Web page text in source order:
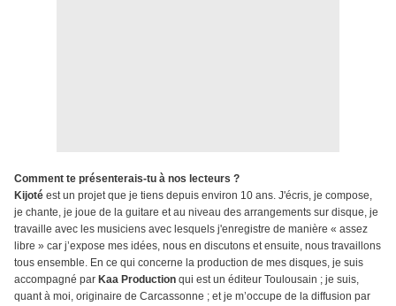
Comment te présenterais-tu à nos lecteurs ?
Kijoté est un projet que je tiens depuis environ 10 ans. J'écris, je compose,
je chante, je joue de la guitare et au niveau des arrangements sur disque, je
travaille avec les musiciens avec lesquels j'enregistre de manière « assez
libre » car j’expose mes idées, nous en discutons et ensuite, nous travaillons
tous ensemble. En ce qui concerne la production de mes disques, je suis
accompagné par Kaa Production qui est un éditeur Toulousain ; je suis,
quant à moi, originaire de Carcassonne ; et je m’occupe de la diffusion par